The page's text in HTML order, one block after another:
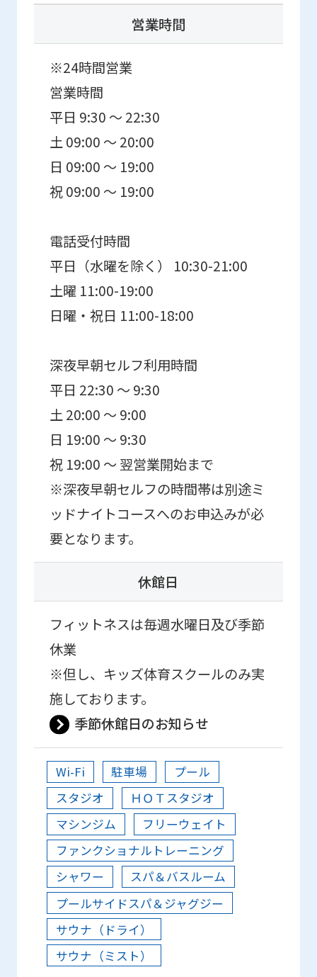
営業時間
※24時間営業
営業時間
平日 9:30 ～ 22:30
土 09:00 ～ 20:00
日 09:00 ～ 19:00
祝 09:00 ～ 19:00
電話受付時間
平日（水曜を除く） 10:30-21:00
土曜 11:00-19:00
日曜・祝日 11:00-18:00
深夜早朝セルフ利用時間
平日 22:30 ～ 9:30
土 20:00 ～ 9:00
日 19:00 ～ 9:30
祝 19:00 ～ 翌営業開始まで
※深夜早朝セルフの時間帯は別途ミ
ッドナイトコースへのお申込みが必
要となります。
休館日
フィットネスは毎週水曜日及び季節
休業
※但し、キッズ体育スクールのみ実
施しております。
季節休館日のお知らせ
Wi-Fi 駐車場
プール
スタジオ
ＨＯＴスタジオ
マシンジム
フリーウェイト
ファンクショナルトレーニング
シャワー
スパ＆バスルーム
プールサイドスパ＆ジャグジー
サウナ（ドライ）
サウナ（ミスト）